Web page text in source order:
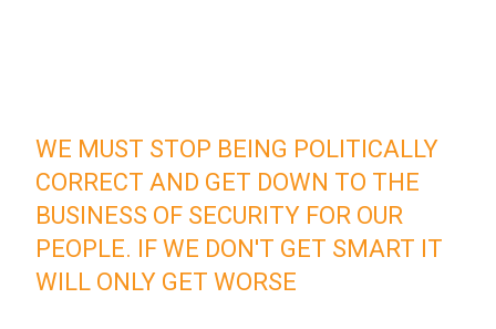
WE MUST STOP BEING POLITICALLY
CORRECT AND GET DOWN TO THE
BUSINESS OF SECURITY FOR OUR
PEOPLE. IF WE DON'T GET SMART IT
WILL ONLY GET WORSE